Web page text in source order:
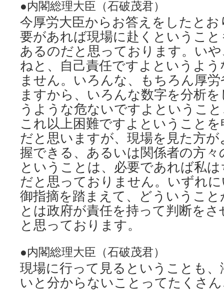
●内閣総理大臣（石破茂君）
今厚労大臣からお答えをしたと
要があれば現場に赴くというこ
あるのだと思っております。い
ねと、自己責任ですよというよ
ません。いろんな、もちろん厚
ますから、いろんな数字を分析
うような危ないですよというこ
これ以上困難ですよということ
だと思いますが、現場を見た方
握できる、あるいは関係者の方
ということは、必要であれば私
だと思っておりません。いずれ
御指摘を踏まえて、どういうこ
とは政府が責任を持って判断を
と思っております。
●内閣総理大臣（石破茂君）
現場に行って見るということも
いと分からないことってたくさ